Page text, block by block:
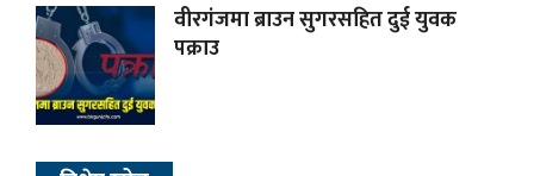
वीरगंजमा ब्राउन सुगरसहित दुई युवक
पक्राउ